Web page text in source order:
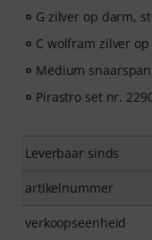
G zilver op darm,
C wolfram zilver
Medium
Pirastro set nr.
Leverbaar sinds
artikelnummer
verkoopseenheid